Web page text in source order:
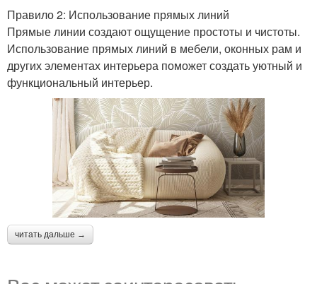
Правило 2: Использование прямых линий
Прямые линии создают ощущение простоты и чистоты.
Использование прямых линий в мебели, оконных рам и
других элементах интерьера поможет создать уютный и
функциональный интерьер.
читать дальше →